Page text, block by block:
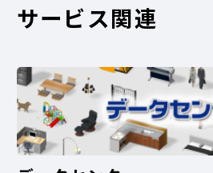
サービス関連